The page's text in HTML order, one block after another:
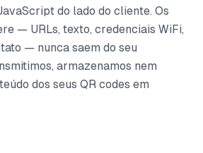
do lado do cliente. Os
— URLs, texto, credenciais WiFi,
— nunca saem do seu
armazenamos nem
dos seus QR codes em